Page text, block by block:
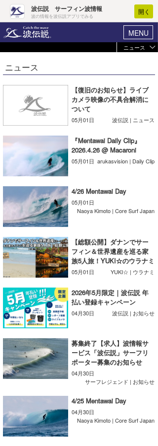
波伝説 サーフィン波情報
波の情報を波伝説アプリでみる
開く
MENU
ヘルプ マイホーム
ログイン
新規会員登録
波情報･概況
WAVE HUNTER波予想ツール
気象情報
ニュース
サーフィンエリアガイド
会員メニュー
ニュース
【復旧のお知らせ】ライブ
カメラ映像の不具合解消に
ついて
05月01日 波伝説 | ニュース
『Mentawai Daily Clip』
2026.4.26 @ Macaroni
05月01日 arukasvision | Daily Clip
4/26 Mentawai Day
05月01日
Naoya Kimoto | Core Surf Japan
【総額公開】ダナンでサー
フィン＆世界遺産を巡る家
族5人旅！YUKI☆のウラナミ
05月01日 YUKI☆ | ウラナミ
2026年5月限定｜波伝説 年
払い登録キャンペーン
04月30日 波伝説 | お知らせ
募集終了【求人】波情報サ
ービス「波伝説」サーフリ
ポーター募集のお知らせ
04月30日
サーフレジェンド | お知らせ
4/25 Mentawai Day
04月30日
Naoya Kimoto | Core Surf Japan
ニュース
Core Surf Japan
コンテスト
ファッション/グッズ
アート＆エンタメ
トラベル
ショップ情報
ショップ情報
湘南
千葉北
伊豆
千葉南
大阪
沖縄
ウラナミ
その他
ルール＆How to
VOTE!
サーファーズ
ライター/寄稿メディア